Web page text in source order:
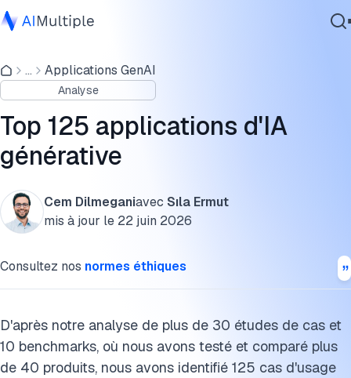
IA agentique
cybersécurité
Données
Logiciel d'entreprise
Services
... Applications GenAI
Analyse
Top 125 applications d'IA
générative
Cem Dilmeganiavec Sıla Ermut
mis à jour le 22 juin 2026
Consultez nos normes éthiques
D'après notre analyse de plus de 30 études de cas et
10 benchmarks, où nous avons testé et comparé plus
de 40 produits, nous avons identifié 125 cas d'usage
> Applications vidéo
> Applications audio
> Applications basées sur le code
> Applications dans la santé
> Applications dans l'éducation